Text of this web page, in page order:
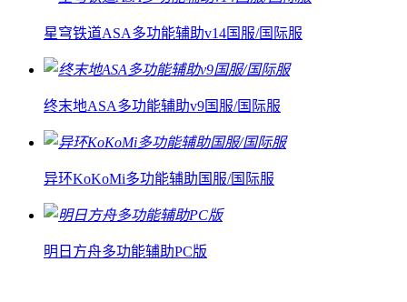
星穹铁道ASA多功能辅助v14国服/国际服
终末地ASA多功能辅助v9国服/国际服
异环KoKoMi多功能辅助国服/国际服
明日方舟多功能辅助PC版